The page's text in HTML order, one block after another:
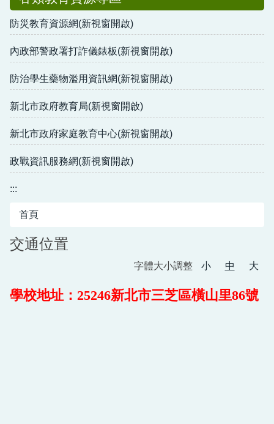
防災教育資源網(新視窗開啟)
內政部警政署打詐儀錶板(新視窗開啟)
防治學生藥物濫用資訊網(新視窗開啟)
新北市政府教育局(新視窗開啟)
新北市政府家庭教育中心(新視窗開啟)
政戰資訊服務網(新視窗開啟)
:::
首頁
交通位置
字體大小調整 小 中 大
學校地址：25246新北市三芝區橫山里86號